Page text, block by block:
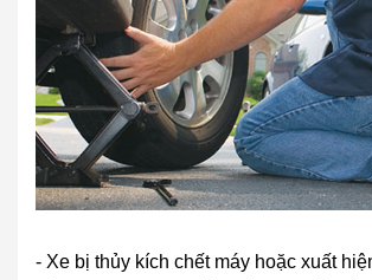
- Xe bị thủy kích chết máy hoặc xuất